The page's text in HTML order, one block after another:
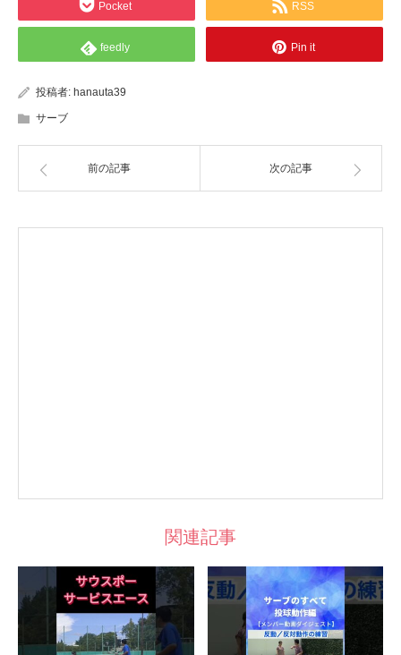
Pocket RSS
feedly Pin it
投稿者: hanauta39
サーブ
前の記事 次の記事
関連記事